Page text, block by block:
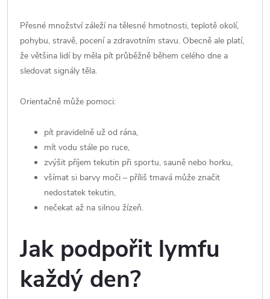
Přesné množství záleží na tělesné hmotnosti, teplotě okolí,
pohybu, stravě, pocení a zdravotním stavu. Obecně ale platí,
že většina lidí by měla pít průběžně během celého dne a
sledovat signály těla.
Orientačně může pomoci:
pít pravidelně už od rána,
mít vodu stále po ruce,
zvýšit příjem tekutin při sportu, sauně nebo horku,
všímat si barvy moči – příliš tmavá může značit
nedostatek tekutin,
nečekat až na silnou žízeň.
Jak podpořit lymfu
každý den?